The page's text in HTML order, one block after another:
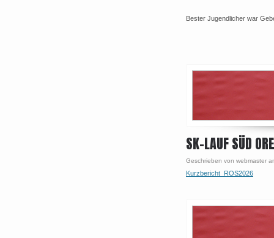
Bester Jugendlicher war
SK-LAUF SÜD
Geschrieben von webmaster
Kurzbericht_ROS2026